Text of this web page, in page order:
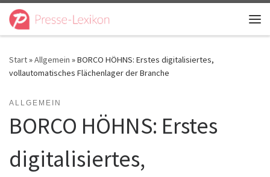
Zum Inhalt springen
Start»Allgemein »BORCO HÖHNS: Erstes digitalisiertes,
vollautomatisches Flächenlager der Branche
ALLGEMEIN
BORCO HÖHNS: Erstes
digitalisiertes,